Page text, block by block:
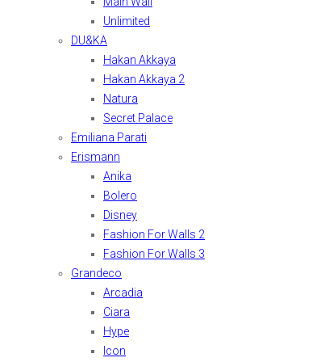
Unlimited
DU&KA
Hakan Akkaya
Hakan Akkaya 2
Natura
Secret Palace
Emiliana Parati
Erismann
Anika
Bolero
Disney
Fashion For Walls 2
Fashion For Walls 3
Grandeco
Arcadia
Ciara
Hype
Icon